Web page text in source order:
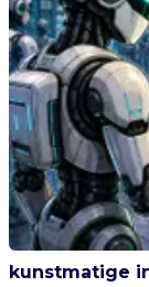
kunstmatige